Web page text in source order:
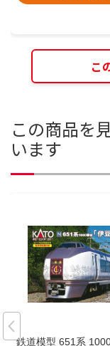
こ
この商品を
います
鉄道模型 651系